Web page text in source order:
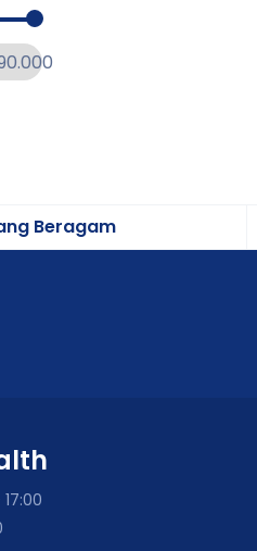
Beragam